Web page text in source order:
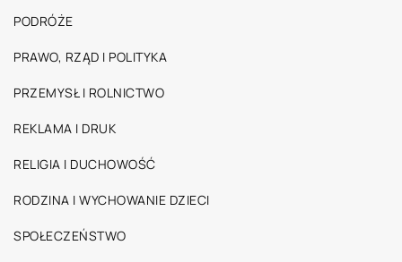
PODRÓŻE
PRAWO, RZĄD I POLITYKA
PRZEMYSŁ I ROLNICTWO
REKLAMA I DRUK
RELIGIA I DUCHOWOŚĆ
RODZINA I WYCHOWANIE DZIECI
SPOŁECZEŃSTWO